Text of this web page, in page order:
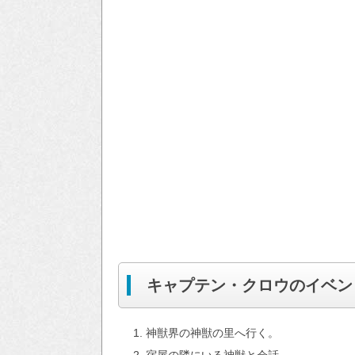
キャプテン・クロウのイベ
神獣界の神獣の里へ行く。